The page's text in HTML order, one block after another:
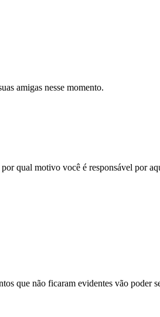
amigas nesse momento.
qual motivo você é responsável por
que não ficaram evidentes vão poder